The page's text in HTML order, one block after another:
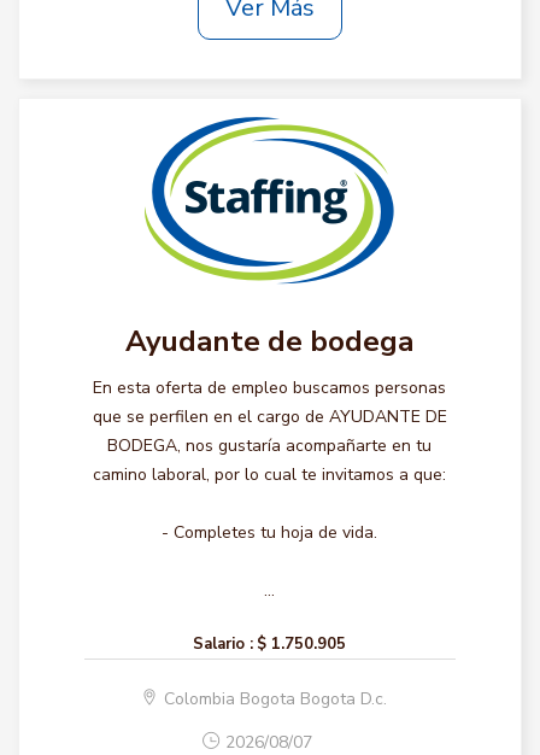
Ver Más
Ayudante de bodega
En esta oferta de empleo buscamos personas
que se perfilen en el cargo de AYUDANTE DE
BODEGA, nos gustaría acompañarte en tu
camino laboral, por lo cual te invitamos a que:
- Completes tu hoja de vida.
...
Salario : $ 1.750.905
Colombia Bogota Bogota D.c.
2026/08/07